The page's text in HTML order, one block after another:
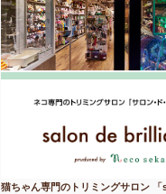
猫ちゃん専門のトリミングサロン